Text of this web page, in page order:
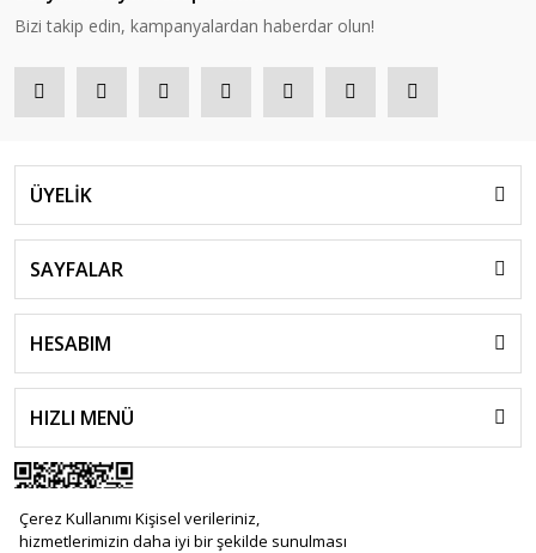
Çerez Kullanımı Kişisel verileriniz,
hizmetlerimizin daha iyi bir şekilde sunulması
Bizi takip edin, kampanyalardan haberdar olun!
ÜYELİK
SAYFALAR
HESABIM
HIZLI MENÜ